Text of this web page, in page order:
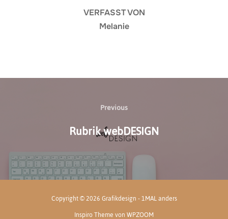
VERFASST VON
Melanie
Previous
Previous
Rubrik webDESIGN
Copyright © 2026 Grafikdesign - 1MAL anders
Inspiro ThemevonWPZOOM